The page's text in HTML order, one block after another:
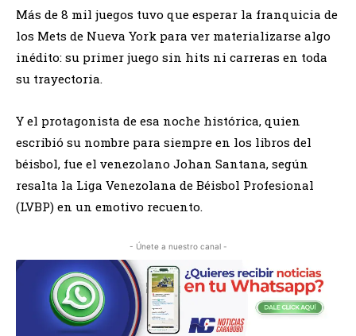
Más de 8 mil juegos tuvo que esperar la franquicia de
los Mets de Nueva York para ver materializarse algo
inédito: su primer juego sin hits ni carreras en toda
su trayectoria.
Y el protagonista de esa noche histórica, quien
escribió su nombre para siempre en los libros del
béisbol, fue el venezolano Johan Santana, según
resalta la Liga Venezolana de Béisbol Profesional
(LVBP) en un emotivo recuento.
- Únete a nuestro canal -